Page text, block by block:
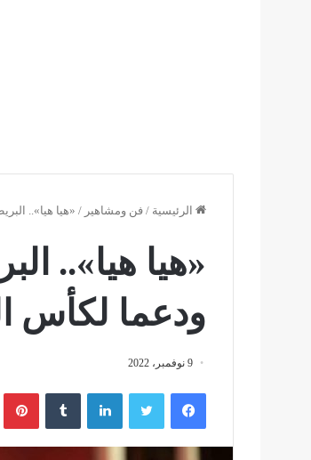
الرئيسية / فن ومشاهير / «هيا هيا»..
«هيا هيا»..
ودعما لكأس العالم
9 نوفمبر، 2022
فيسبوك تويتر لينكدإن